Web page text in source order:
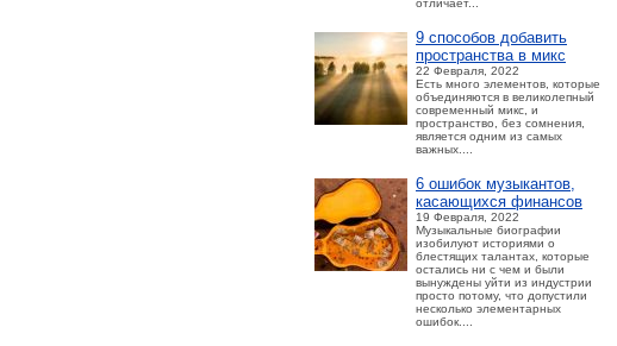
отличает...
9 способов добавить
пространства в микс
22 Февраля, 2022
Есть много элементов, которые
объединяются в великолепный
современный микс, и
пространство, без сомнения,
является одним из самых
важных....
6 ошибок музыкантов,
касающихся финансов
19 Февраля, 2022
Музыкальные биографии
изобилуют историями о
блестящих талантах, которые
остались ни с чем и были
вынуждены уйти из индустрии
просто потому, что допустили
несколько элементарных
ошибок....